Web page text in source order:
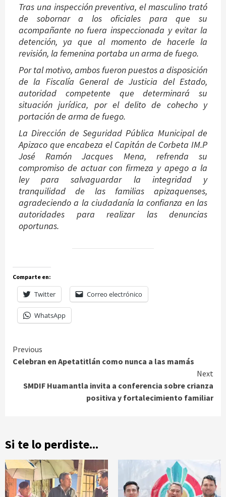
Tras una inspección preventiva, el masculino trató
de sobornar a los oficiales para que su
acompañante no fuera inspeccionada y evitar la
detención, ya que al momento de hacerle la
revisión, la femenina portaba un arma de fuego.
Por tal motivo, ambos fueron puestos a disposición
de la Fiscalía General de Justicia del Estado,
autoridad competente que determinará su
situación jurídica, por el delito de cohecho y
portación de arma de fuego.
La Dirección de Seguridad Pública Municipal de
Apizaco que encabeza el Capitán de Corbeta IM.P
José Ramón Jacques Mena, refrenda su
compromiso de actuar con firmeza y apego a la
ley para salvaguardar la integridad y
tranquilidad de las familias apizaquenses,
agradeciendo a la ciudadanía la confianza en las
autoridades para realizar las denuncias
oportunas.
Comparte en:
Twitter Correo electrónico
WhatsApp
Continue
Reading
Previous
Celebran en Apetatitlán como nunca a las mamás
Next
SMDIF Huamantla invita a conferencia sobre crianza
positiva y fortalecimiento familiar
Si te lo perdiste...